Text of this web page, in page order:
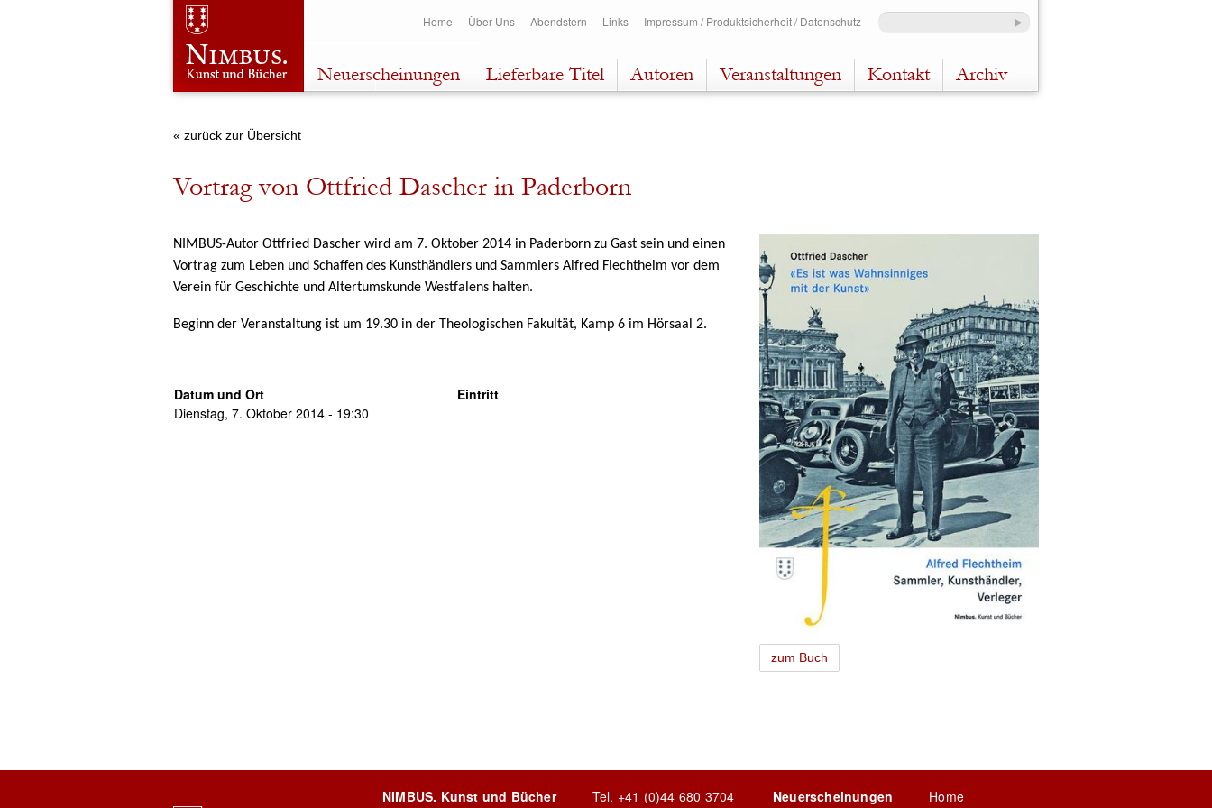
zum
Home Über Uns Abendstern Links Impressum / Produktsicherheit / Datenschutz
Neuerscheinungen Lieferbare Titel Autoren Veranstaltungen Kontakt Archiv
Vortrag von Ottfried Dascher in Paderborn
« zurück zur Übersicht
zum Buch
NIMBUS-Autor Ottfried Dascher wird am 7. Oktober 2014 in Paderborn zu Gast sein und einen
Vortrag zum Leben und Schaffen des Kunsthändlers und Sammlers Alfred Flechtheim vor dem
Verein für Geschichte und Altertumskunde Westfalens halten.
Beginn der Veranstaltung ist um 19.30 in der Theologischen Fakultät, Kamp 6 im Hörsaal 2.
Datum und Ort
Dienstag, 7. Oktober 2014 - 19:30
Eintritt
NIMBUS. Kunst und Bücher
Tel. +41 (0)44 680 3704
Neuerscheinungen
Home